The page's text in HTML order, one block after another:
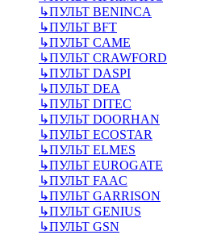
↳ПУЛЬТ BENINCA
↳ПУЛЬТ BFT
↳ПУЛЬТ CAME
↳ПУЛЬТ CRAWFORD
↳ПУЛЬТ DASPI
↳ПУЛЬТ DEA
↳ПУЛЬТ DITEC
↳ПУЛЬТ DOORHAN
↳ПУЛЬТ ECOSTAR
↳ПУЛЬТ ELMES
↳ПУЛЬТ EUROGATE
↳ПУЛЬТ FAAC
↳ПУЛЬТ GARRISON
↳ПУЛЬТ GENIUS
↳ПУЛЬТ GSN